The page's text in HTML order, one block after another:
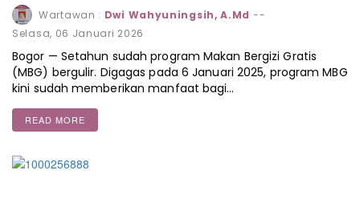
Wartawan : Dwi Wahyuningsih, A.Md --
Selasa, 06 Januari 2026
Bogor — Setahun sudah program Makan Bergizi Gratis
(MBG) bergulir. Digagas pada 6 Januari 2025, program MBG
kini sudah memberikan manfaat bagi…
READ MORE